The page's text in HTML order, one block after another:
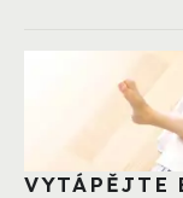
VYTÁPĚJTE